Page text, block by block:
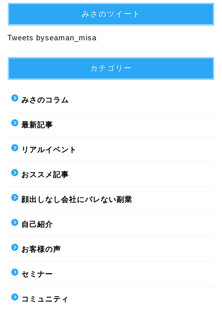
みさのツイート
Tweets byseaman_misa
カテゴリー
みさのコラム
最新記事
リアルイベント
おススメ記事
顔出しなし会社にバレない副業
自己紹介
お客様の声
セミナー
コミュニティ